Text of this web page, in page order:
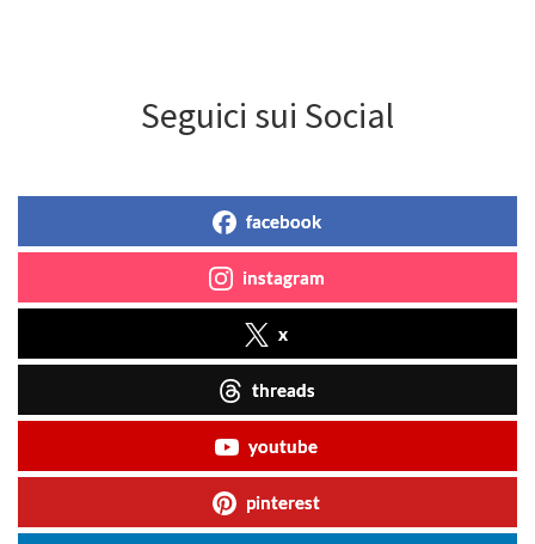
Seguici sui Social
facebook
instagram
x
threads
youtube
pinterest